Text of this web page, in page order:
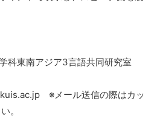
科東南アジア3言語共同研究室
※メール送信の際はカッ
。